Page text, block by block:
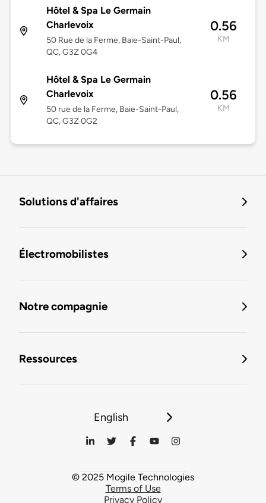
Hôtel & Spa Le Germain
Charlevoix
50 Rue de la Ferme, Baie-Saint-Paul,
QC, G3Z 0G4
0.56
KM
Hôtel & Spa Le Germain
Charlevoix
50 rue de la Ferme, Baie-Saint-Paul,
QC, G3Z 0G2
0.56
KM
Solutions d'affaires
Électromobilistes
Notre compagnie
Ressources
English
© 2025 Mogile Technologies
Terms of Use
Privacy Policy